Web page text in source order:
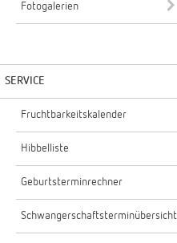
Fotogalerien
SERVICE
Fruchtbarkeitskalender
Hibbelliste
Geburtsterminrechner
Schwangerschaftsterminübersicht